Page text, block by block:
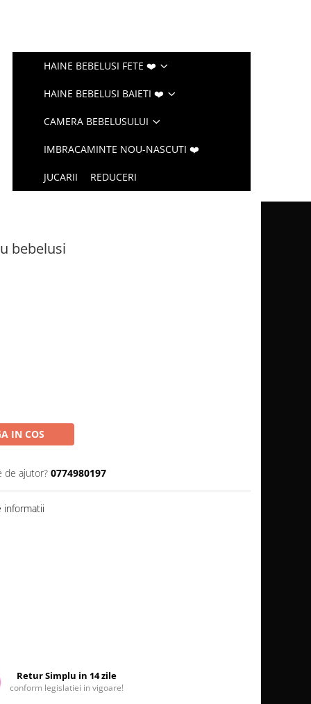
HAINE BEBELUSI FETE ❤️
HAINE BEBELUSI BAIETI ❤️
CAMERA BEBELUSULUI
IMBRACAMINTE NOU-NASCUTI ❤️
JUCARII REDUCERI
bebelusi
IN COS
de ajutor? 0774980197
informatii
Retur Simplu in 14 zile
conform legislatiei in vigoare!